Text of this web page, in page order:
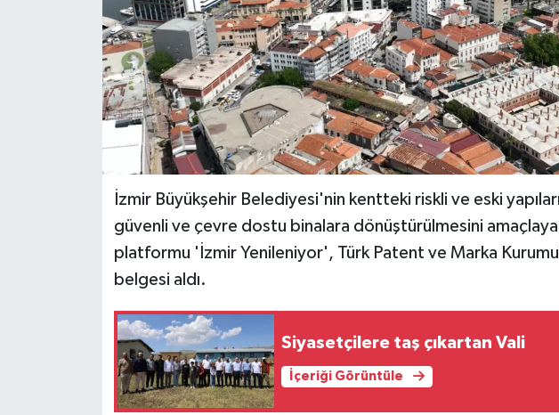
İzmir Büyükşehir Belediyesi'nin kentteki riskli ve eski
güvenli ve çevre dostu binalara dönüştürülmesini
platformu 'İzmir Yenileniyor', Türk Patent ve Marka
belgesi aldı.
Siyasetçilere taş çıkartan Vali
İçeriği Görüntüle